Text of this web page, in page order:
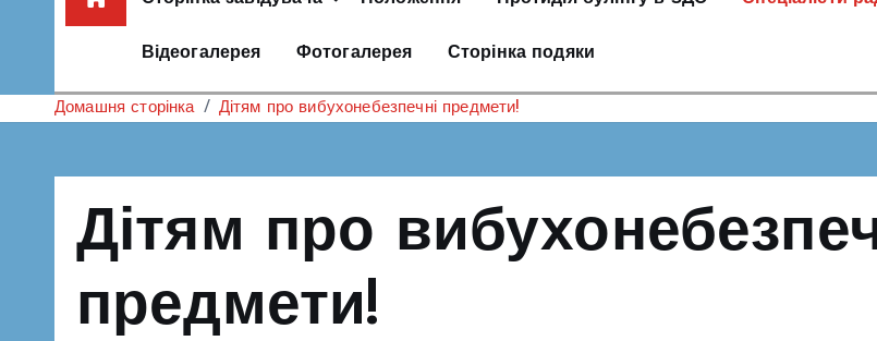
Відеогалерея Фотогалерея Сторінка подяки
Домашня сторінка Дітям про вибухонебезпечні предмети!
Дітям про
предмети!